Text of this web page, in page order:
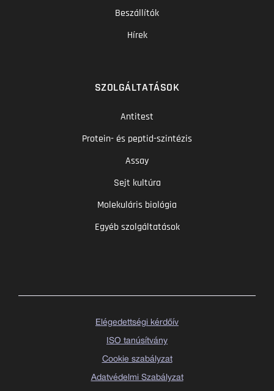
Beszállítók
Hírek
SZOLGÁLTATÁSOK
Antitest
Protein- és peptid-szintézis
Assay
Sejt kultúra
Molekuláris biológia
Egyéb szolgáltatások
Elégedettségi kérdőív
ISO tanúsítvány
Cookie szabályzat
Adatvédelmi Szabályzat